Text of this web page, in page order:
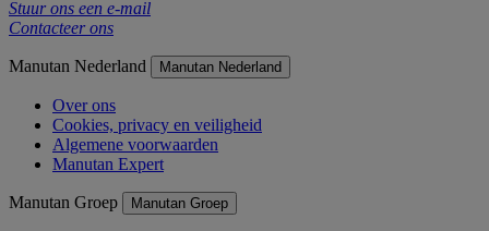
Stuur ons een e-mail
Contacteer ons
Manutan Nederland Manutan Nederland
Over ons
Cookies, privacy en veiligheid
Algemene voorwaarden
Manutan Expert
Manutan Groep Manutan Groep